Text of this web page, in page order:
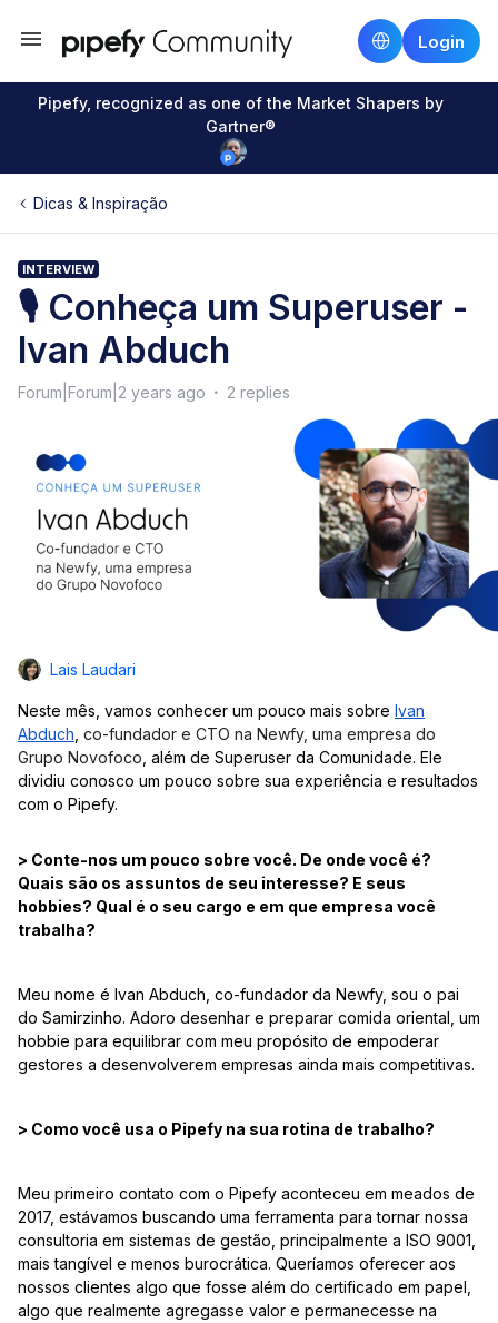
Login
Pipefy, recognized as one of the Market Shapers by
Gartner®
Dicas & Inspiração
INTERVIEW
🎙 Conheça um Superuser -
Ivan Abduch
Forum|Forum|2 years ago 2 replies
Lais Laudari
Neste mês, vamos conhecer um pouco mais sobre Ivan
Abduch co-fundador e CTO na Newfy, uma empresa do
Grupo Novofoco , além de Superuser da Comunidade. Ele
dividiu conosco um pouco sobre sua experiência e resultados
com o Pipefy.
> Conte-nos um pouco sobre você. De onde você é?
Quais são os assuntos de seu interesse? E seus
hobbies? Qual é o seu cargo e em que empresa você
trabalha?
Meu nome é Ivan Abduch, co-fundador da Newfy, sou o pai
do Samirzinho. Adoro desenhar e preparar comida oriental, um
hobbie para equilibrar com meu propósito de empoderar
gestores a desenvolverem empresas ainda mais competitivas.
> Como você usa o Pipefy na sua rotina de trabalho?
Meu primeiro contato com o Pipefy aconteceu em meados de
2017, estávamos buscando uma ferramenta para tornar nossa
consultoria em sistemas de gestão, principalmente a ISO 9001,
mais tangível e menos burocrática. Queríamos oferecer aos
nossos clientes algo que fosse além do certificado em papel,
algo que realmente agregasse valor e permanecesse na